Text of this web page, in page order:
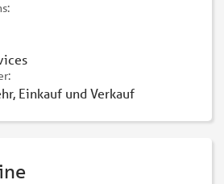
Einkauf und Verkauf